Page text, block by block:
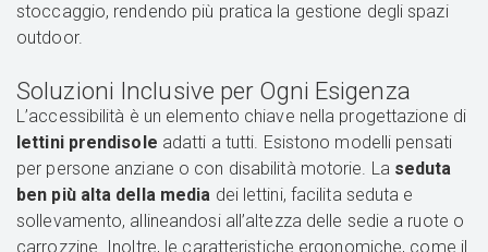
stoccaggio, rendendo più pratica la gestione degli spazi
outdoor.
Soluzioni Inclusive per Ogni Esigenza
L’accessibilità è un elemento chiave nella progettazione di
lettini prendisole adatti a tutti. Esistono modelli pensati
per persone anziane o con disabilità motorie. La seduta
ben più alta della media dei lettini, facilita seduta e
sollevamento, allineandosi all’altezza delle sedie a ruote o
carrozzine. Inoltre, le caratteristiche ergonomiche, come il